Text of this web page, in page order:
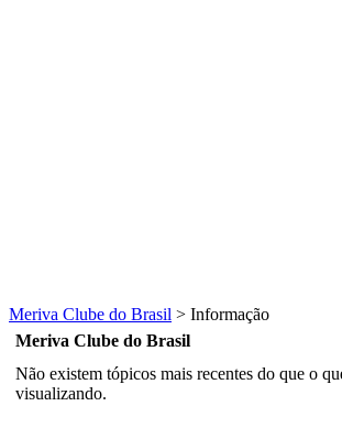
Meriva Clube do Brasil > Informação
Meriva Clube do Brasil
Não existem tópicos mais recentes do que o
visualizando.